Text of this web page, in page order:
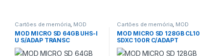
Cartões de memória, MOD
MICRO SD TRANSCEND
MOD MICRO SD 64GB UHS-I
U S/ADAP TRANSC
Cartões de memória, MOD
MICRO SD Kingston Technology
MOD MICRO SD 128GB CL10
SDXC 100R C/ADAPT